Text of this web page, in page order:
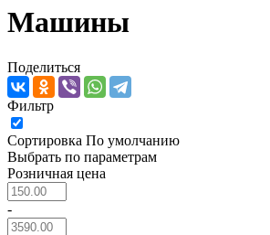
Машины
Поделиться
Фильтр
Сортировка По умолчанию
Выбрать по параметрам
Розничная цена
-